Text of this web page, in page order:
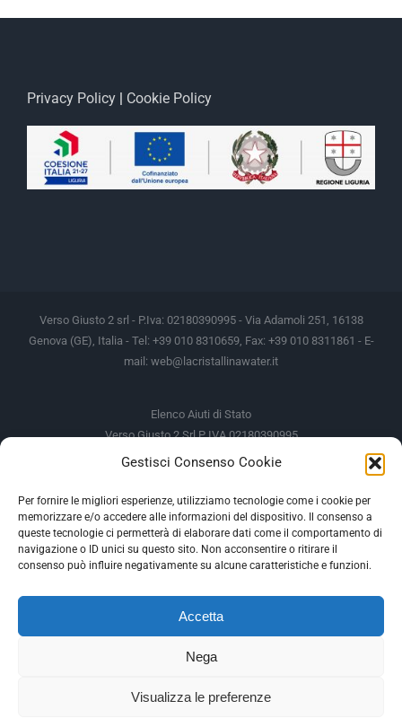
Gestisci Consenso Cookie
Per fornire le migliori esperienze, utilizziamo tecnologie come i cookie per
memorizzare e/o accedere alle informazioni del dispositivo. Il consenso a
queste tecnologie ci permetterà di elaborare dati come il comportamento di
navigazione o ID unici su questo sito. Non acconsentire o ritirare il
consenso può influire negativamente su alcune caratteristiche e funzioni.
Accetta
Nega
Visualizza le preferenze
Privacy Policy Cookie Policy
Verso Giusto 2 srl - P.Iva: 02180390995 - Via Adamoli 251, 16138
Genova (GE), Italia - Tel: +39 010 8310659, Fax: +39 010 8311861 - E-
mail: web@lacristallinawater.it
Elenco Aiuti di Stato
Verso Giusto 2 Srl P IVA 02180390995
Soggetto Erogante
Somma Incassata
Agenzia delle Entrate
49.338,00 €
Agenzia delle Entrate
49.338,00 €
M.I.S.E
935,34 €
Gli altri aiuti di Stato sono consultabili sul REGISTRO NAZIONALE
--